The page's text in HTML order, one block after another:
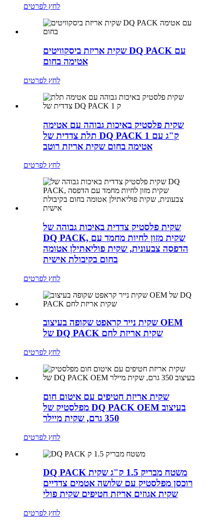
לחץ לפרטים
שקית אריזת ביסקוויטים DQ PACK עם
אטימה בחום
לחץ לפרטים
שקית פלסטיק באיכות גבוהה עם אטימה
תלת צדדית של DQ PACK 1 ק"ג עם
אטימה בחום שקית אריזת רוטב
לחץ לפרטים
שקית פלסטיק צדדית באיכות גבוהה של
DQ PACK, שקית מזון לחיות מחמד עם
הדפסה צבעונית, שקית פוליאתילן אטומה
בחום בקיבולת אישית
לחץ לפרטים
שקית נייר קראפט שקופה בעיצוב OEM
של DQ PACK שקית אריזת לחם
לחץ לפרטים
שקית אריזת חטיפים עם איטום חום
מפלסטיק של DQ PACK OEM בעיצוב
350 גרם, שקית מיילר
לחץ לפרטים
DQ PACK משטח מבריק 1.5 ק"ג שקית
רוכסן מפלסטיק עם שלושה אטמים צדדיים
שקית אגוזים אריזת חטיפים שקית פולי
לחץ לפרטים